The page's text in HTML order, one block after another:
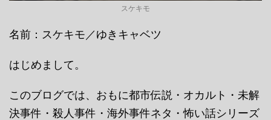
スケキモ
名前：スケキモ／ゆきキャベツ
はじめまして。
このブログでは、おもに都市伝説・オカルト・未解
決事件・殺人事件・海外事件ネタ・怖い話シリーズ